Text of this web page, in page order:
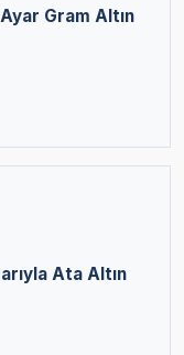
Gram Altın
Ata Altın